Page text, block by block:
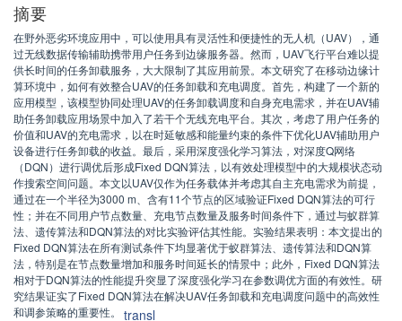
摘要
在野外恶劣环境应用中，可以使用具有灵活性和便捷性的无人机（UAV），通
过无线数据传输辅助携带用户任务到边缘服务器。然而，UAV飞行平台难以提
供长时间的任务卸载服务，大大限制了其应用前景。本文研究了在移动边缘计
算环境中，如何有效整合UAV的任务卸载和充电调度。首先，构建了一个新的
应用模型，该模型协同处理UAV的任务卸载调度和自身充电需求，并在UAV辅
助任务卸载应用场景中加入了若干个无线充电平台。其次，考虑了用户任务的
价值和UAV的充电需求，以在时延敏感和能量约束的条件下优化UAV辅助用户
设备进行任务卸载的收益。最后，采用深度强化学习算法，对深度Q网络
（DQN）进行调优后形成Fixed DQN算法，以有效处理模型中的大规模状态动
作搜索空间问题。本文以UAV仅作为任务载体并考虑其自主充电需求为前提，
通过在一个半径为3000 m、含有11个节点的区域验证Fixed DQN算法的可行
性；并在不同用户节点数量、充电节点数量及服务时间条件下，通过与蚁群算
法、遗传算法和DQN算法的对比实验评估其性能。实验结果表明：本文提出的
Fixed DQN算法在所有测试条件下均显著优于蚁群算法、遗传算法和DQN算
法，特别是在节点数量增加和服务时间延长的情景中；此外，Fixed DQN算法
相对于DQN算法的性能提升突显了深度强化学习在参数调优方面的有效性。研
究结果证实了Fixed DQN算法在解决UAV任务卸载和充电调度问题中的高效性
和调参策略的重要性。 transl